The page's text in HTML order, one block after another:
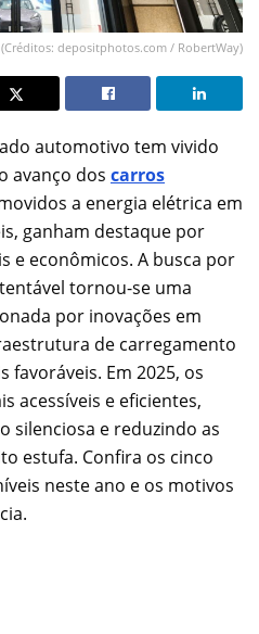
(Créditos: depositphotos.com / RobertWay)
automotivo tem vivido
avanço dos carros
a energia elétrica em
ganham destaque por
e econômicos. A busca por
tornou-se uma
por inovações em
de carregamento
favoráveis. Em 2025, os
acessíveis e eficientes,
silenciosa e reduzindo as
estufa. Confira os cinco
neste ano e os motivos